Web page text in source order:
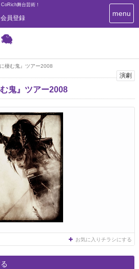
舞台芸術！
会員登録
T
o
i
menu
棲む鬼』ツアー2008
演劇
鬼』ツアー2008
お気に入りチラシにする